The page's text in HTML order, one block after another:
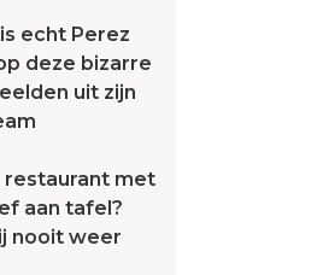
echt Perez
deze bizarre
uit zijn
restaurant met
aan tafel?
nooit weer